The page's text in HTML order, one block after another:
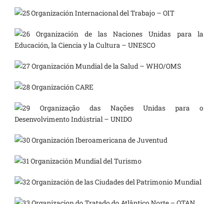
Organización Internacional del Trabajo – OIT
Organización de las Naciones Unidas para la
Educación, la Ciencia y la Cultura – UNESCO
Organización Mundial de la Salud – WHO/OMS
Organización CARE
Organização das Nações Unidas para o
Desenvolvimento Indústrial – UNIDO
Organización Iberoamericana de Juventud
Organización Mundial del Turismo
Organización de las Ciudades del Patrimonio Mundial